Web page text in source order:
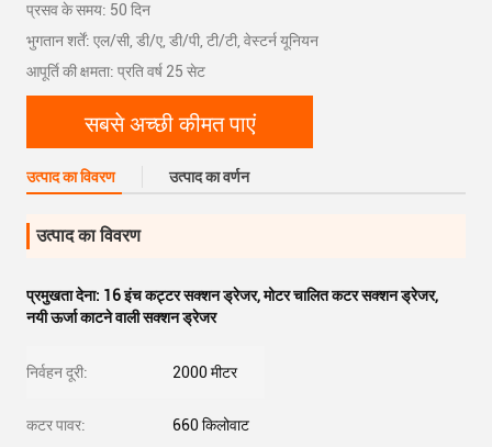
प्रसव के समय: 50 दिन
भुगतान शर्तें: एल/सी, डी/ए, डी/पी, टी/टी, वेस्टर्न यूनियन
आपूर्ति की क्षमता: प्रति वर्ष 25 सेट
सबसे अच्छी कीमत पाएं
उत्पाद का विवरण उत्पाद का वर्णन
उत्पाद का विवरण
प्रमुखता देना: 16 इंच कट्टर सक्शन ड्रेजर,मोटर चालित कटर सक्शन ड्रेजर,
नयी ऊर्जा काटने वाली सक्शन ड्रेजर
निर्वहन दूरी: 2000 मीटर
कटर पावर: 660 किलोवाट